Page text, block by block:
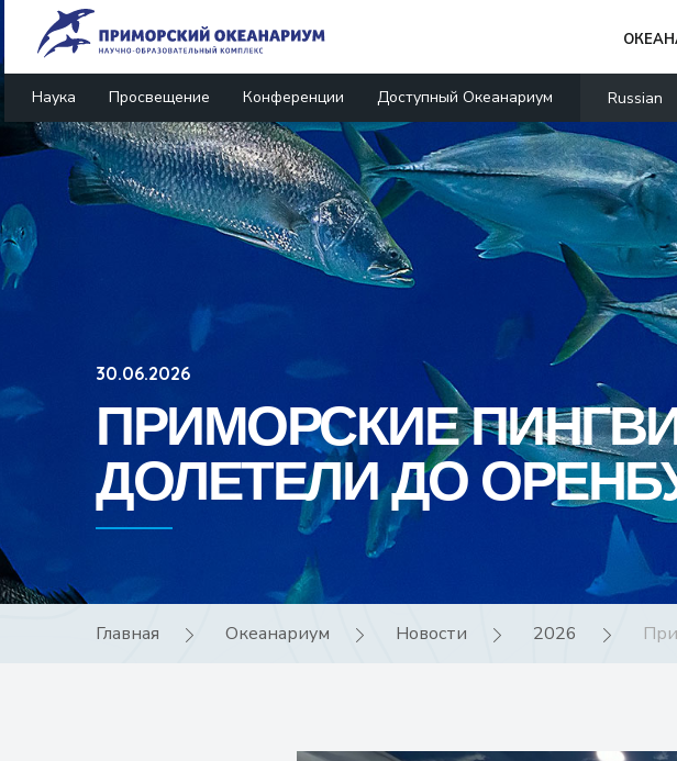
Наука Просвещение Конференции Доступный Океанариум Russian
30.06.2026
ПРИМОРСКИЕ
ДОЛЕТЕЛИ ДО
Главная Океанариум Новости 2026